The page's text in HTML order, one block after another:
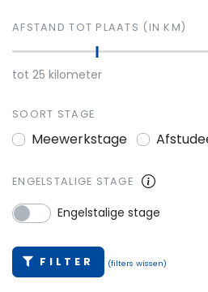
AFSTAND TOT PLAATS (IN KM)
tot 25 kilometer
SOORT STAGE
Meewerkstage
ENGELSTALIGE STAGE
Engelstalige stage
FILTER (filters wissen)